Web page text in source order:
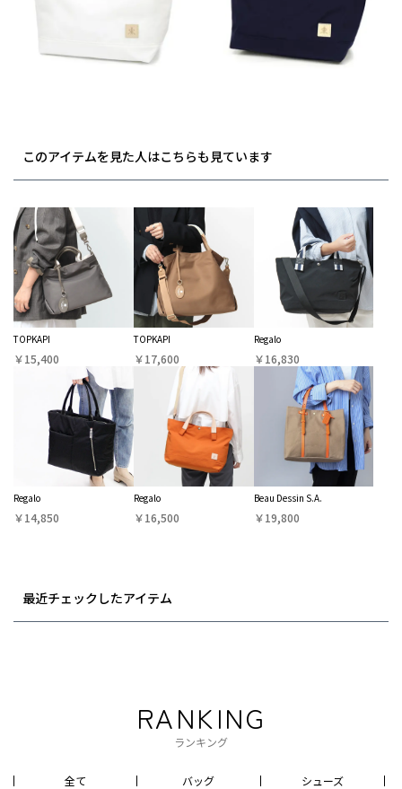
このアイテムを見た人はこちらも見ています
TOPKAPI
￥15,400
TOPKAPI
￥17,600
Regalo
￥16,830
Regalo
￥14,850
Regalo
￥16,500
Beau Dessin S.A.
￥19,800
最近チェックしたアイテム
RANKING
ランキング
全て バッグ
シューズ